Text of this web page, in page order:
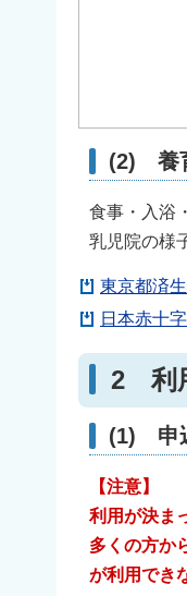
(2) 養
食事・入浴
乳児院の様
東京都済
日本赤十
2 利
(1) 申
【注意】
利用が決ま
多くの方か
が利用でき